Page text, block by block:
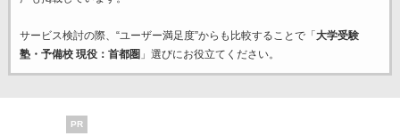
サービス検討の際、“ユーザー満足度”からも比較することで「 大学受験
塾・予備校 現役：首都圏 」選びにお役立てください。
PR